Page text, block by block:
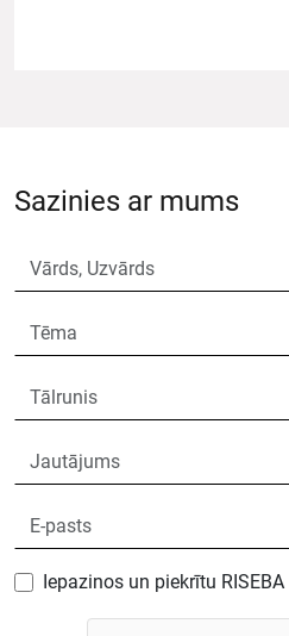
Sazinies ar mums
Iepazinos un piekrītu RISEBA